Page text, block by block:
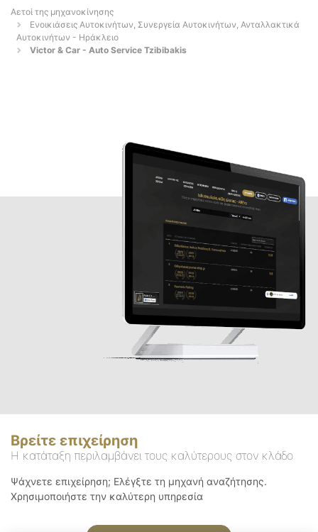
Αετοί της μηχανοκίνησης
Ενοικιάσεις Αυτοκινήτων, Συνεργεία Αυτοκινήτων, Ανταλλακτικά
Αυτοκινήτων - Ηράκλειο
Victor & Car - Auto Service Tzibibakis
Βρείτε επιχείρηση
Η κατάταξη περιλαμβάνει τους καλύτερους στον κλάδο
Ψάχνετε επιχείρηση; Ελέγξτε τη μηχανή αναζήτησης.
Χρησιμοποιήστε την καλύτερη υπηρεσία